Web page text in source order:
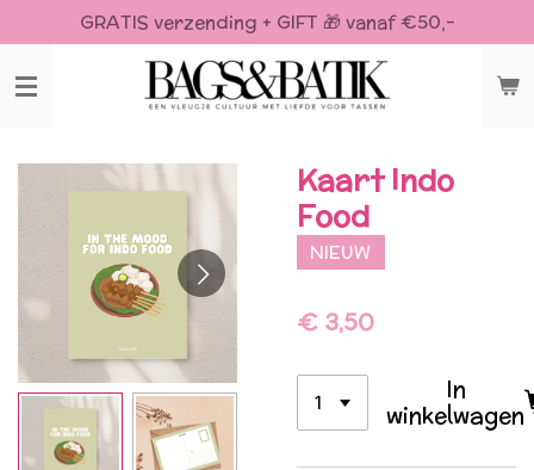
direct
naar
de
GRATIS verzending + GIFT 🎁 vanaf €50,-
Kaart Indo
Food
NIEUW
€ 3,50
In
winkelwagen